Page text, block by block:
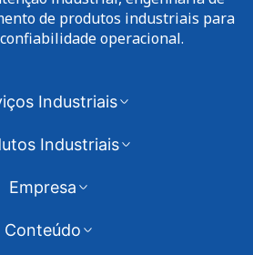
de produtos industriais para
operacional.
Industriais
Industriais
Empresa
Conteúdo